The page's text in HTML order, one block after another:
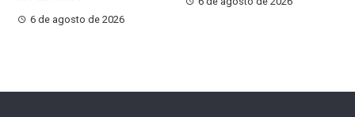
6 de agosto de 2026